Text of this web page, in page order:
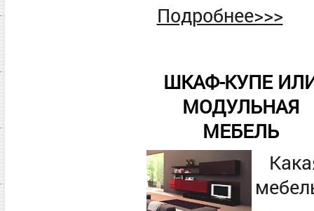
Подробнее>>>
ШКАФ-КУПЕ
МОДУЛЬНАЯ
МЕБЕЛЬ